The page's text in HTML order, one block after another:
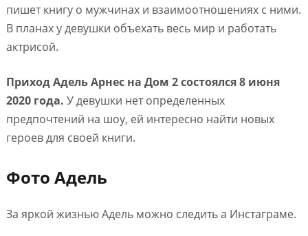
пишет книгу о мужчинах и взаимоотношениях с ними.
В планах у девушки объехать весь мир и работать
актрисой.
Приход Адель Арнес на Дом 2 состоялся 8 июня
2020 года. У девушки нет определенных
предпочтений на шоу, ей интересно найти новых
героев для своей книги.
Фото Адель
За яркой жизнью Адель можно следить а Инстаграме.